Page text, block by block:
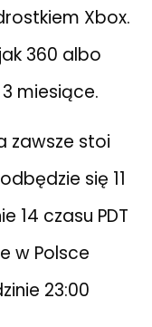
Xbox.
360 albo
miesiące.
zawsze stoi
się 11
14 czasu PDT
w Polsce
23:00